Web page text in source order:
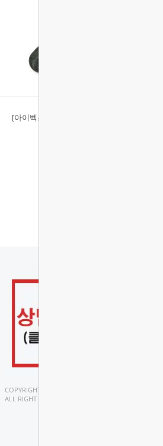
[아이벡스]라이트웨이트 하이킹 삭
COPYRIGHT(C).
ALL RIGHT RESERVED.